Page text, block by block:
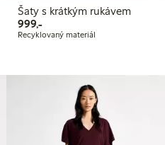
Šaty s krátkým rukávem
999,-999,00 Kč
Recyklovaný materiál